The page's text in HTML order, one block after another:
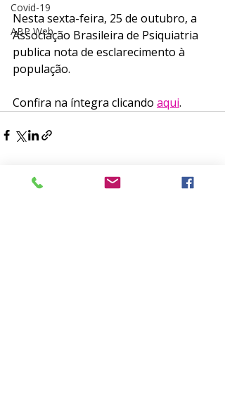
Covid-19
ABP Web
Nesta sexta-feira, 25 de outubro, a
Associação Brasileira de Psiquiatria
publica nota de esclarecimento à
população.
Confira na íntegra clicando aqui.
Posts recentes Ver tudo